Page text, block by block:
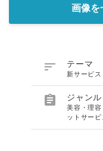
画像を
 テーマ
新サービス
 ジャンル
美容・理
ットサービ